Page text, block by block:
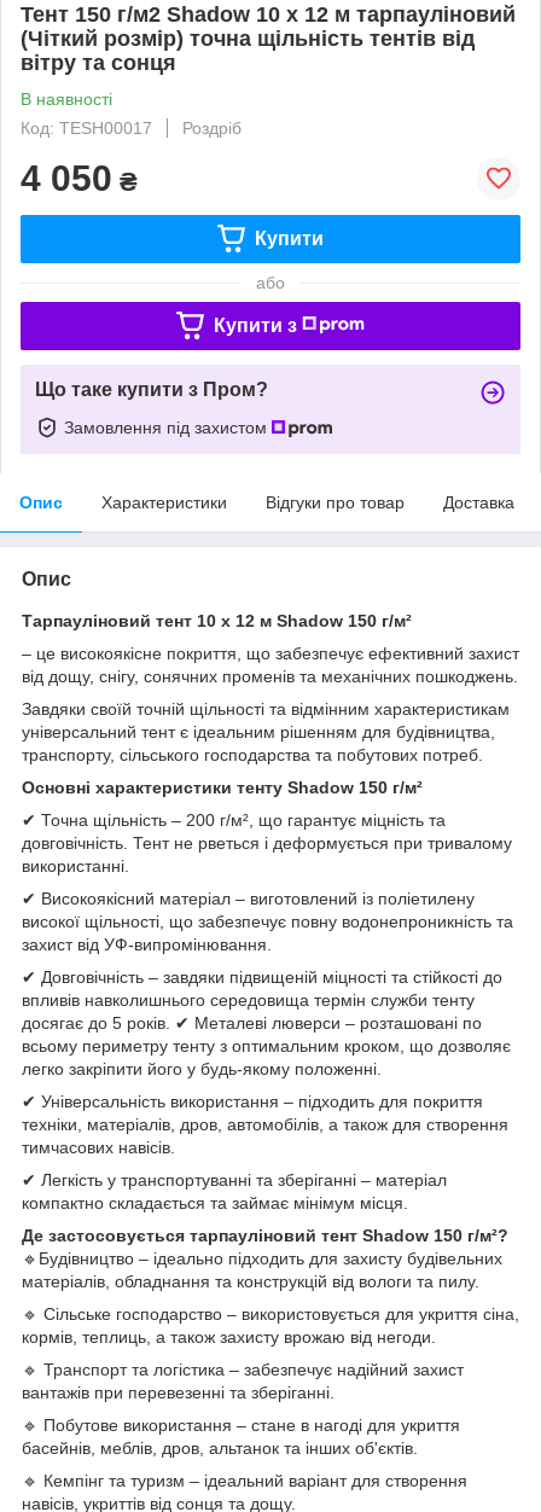
Тент 150 г/м2 Shadow 10 х 12 м тарпауліновий
(Чіткий розмір) точна щільність тентів від
вітру та сонця
В наявності
Код: TESH00017
Роздріб
4 050 ₴
Купити
або
Купити з
Що таке купити з Пром?
Замовлення під захистом
Опис Характеристики Відгуки про товар Доставка
Опис
Тарпауліновий тент 10 х 12 м Shadow 150 г/м²
– це високоякісне покриття, що забезпечує ефективний захист
від дощу, снігу, сонячних променів та механічних пошкоджень.
Завдяки своїй точній щільності та відмінним характеристикам
універсальний тент є ідеальним рішенням для будівництва,
транспорту, сільського господарства та побутових потреб.
Основні характеристики тенту Shadow 150 г/м²
✔ Точна щільність – 200 г/м², що гарантує міцність та
довговічність. Тент не рветься і деформується при тривалому
використанні.
✔ Високоякісний матеріал – виготовлений із поліетилену
високої щільності, що забезпечує повну водонепроникність та
захист від УФ-випромінювання.
✔ Довговічність – завдяки підвищеній міцності та стійкості до
впливів навколишнього середовища термін служби тенту
досягає до 5 років. ✔ Металеві люверси – розташовані по
всьому периметру тенту з оптимальним кроком, що дозволяє
легко закріпити його у будь-якому положенні.
✔ Універсальність використання – підходить для покриття
техніки, матеріалів, дров, автомобілів, а також для створення
тимчасових навісів.
✔ Легкість у транспортуванні та зберіганні – матеріал
компактно складається та займає мінімум місця.
Де застосовується тарпауліновий тент Shadow 150 г/м²?
🔹Будівництво – ідеально підходить для захисту будівельних
матеріалів, обладнання та конструкцій від вологи та пилу.
🔹 Сільське господарство – використовується для укриття сіна,
кормів, теплиць, а також захисту врожаю від негоди.
🔹 Транспорт та логістика – забезпечує надійний захист
вантажів при перевезенні та зберіганні.
🔹 Побутове використання – стане в нагоді для укриття
басейнів, меблів, дров, альтанок та інших об'єктів.
🔹 Кемпінг та туризм – ідеальний варіант для створення
навісів, укриттів від сонця та дощу.